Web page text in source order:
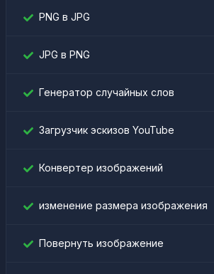
PNG в JPG
JPG в PNG
Генератор случайных слов
Загрузчик эскизов YouTube
Конвертер изображений
изменение размера изображения
Повернуть изображение